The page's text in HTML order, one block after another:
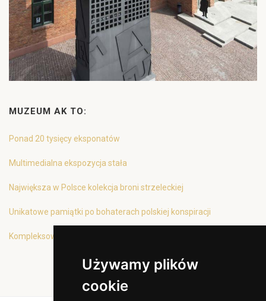
Używamy plików
cookie
MUZEUM AK TO:
Ponad 20 tysięcy eksponatów
Multimedialna ekspozycja stała
Największa w Polsce kolekcja broni strzeleckiej
Unikatowe pamiątki po bohaterach polskiej konspiracji
Kompleksowa oferta edukacyjna